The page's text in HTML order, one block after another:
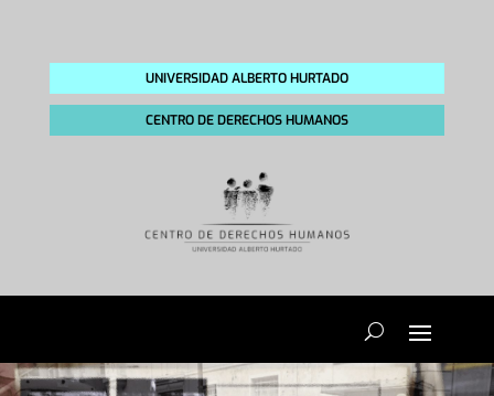
UNIVERSIDAD ALBERTO HURTADO
CENTRO DE DERECHOS HUMANOS